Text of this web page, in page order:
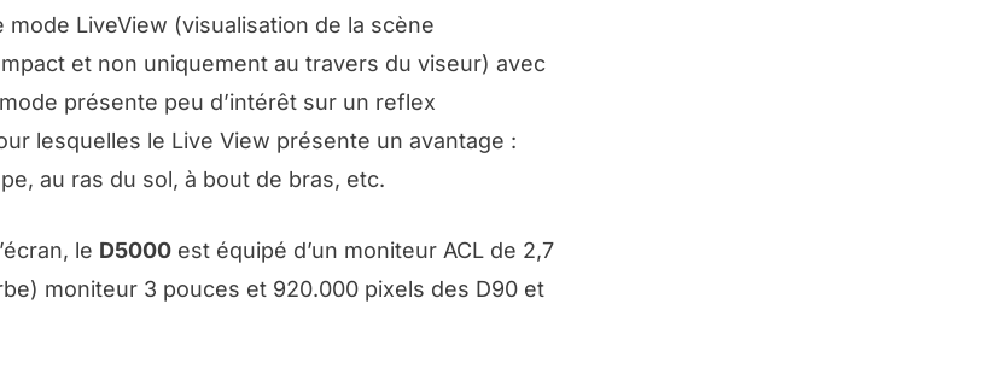
LiveView (visualisation de la scène
et non uniquement au travers du viseur) avec
présente peu d’intérêt sur un reflex
lesquelles le Live View présente un avantage :
au ras du sol, à bout de bras, etc.
le D5000 est équipé d’un moniteur ACL de 2,7
moniteur 3 pouces et 920.000 pixels des D90 et